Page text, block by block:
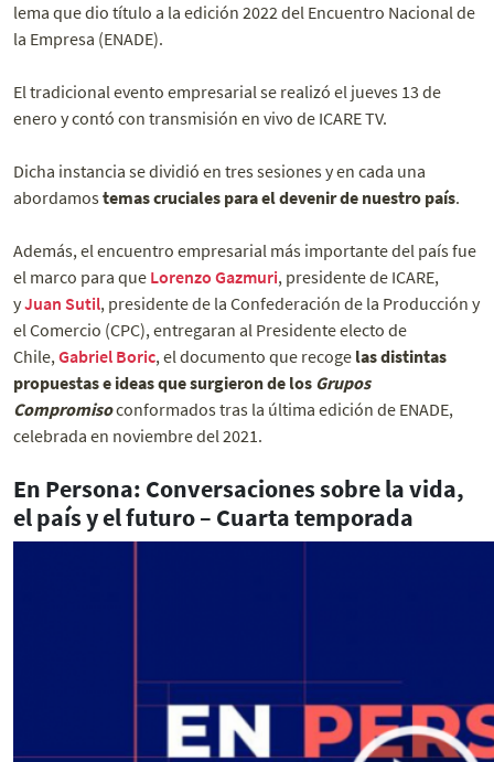
lema que dio título a la edición 2022 del Encuentro Nacional de
la Empresa (ENADE).
El tradicional evento empresarial se realizó el jueves 13 de
enero y contó con transmisión en vivo de ICARE TV.
Dicha instancia se dividió en tres sesiones y en cada una
abordamostemas cruciales para el devenir de nuestro país.
Además, el encuentro empresarial más importante del país fue
el marco para que Lorenzo Gazmuri, presidente de ICARE,
yJuan Sutil, presidente de la Confederación de la Producción y
el Comercio (CPC), entregaran al Presidente electo de
Chile,Gabriel Boric, el documento que recoge las distintas
propuestas e ideas que surgieron de los Grupos
Compromisoconformados tras la última edición de ENADE,
celebrada en noviembre del 2021.
En Persona: Conversaciones sobre la vida,
el país y el futuro – Cuarta temporada